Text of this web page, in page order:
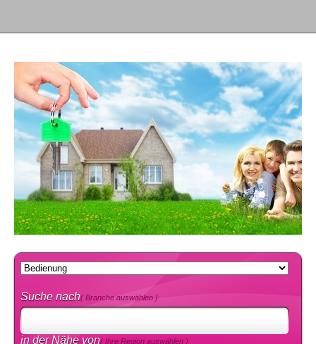
Suche nach( Branche auswählen )
in der Nähe von( Ihre Region auswählen )